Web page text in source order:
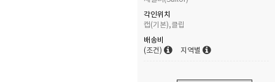
각인위치
캡(기본),클립
배송비
(조건)
지역별